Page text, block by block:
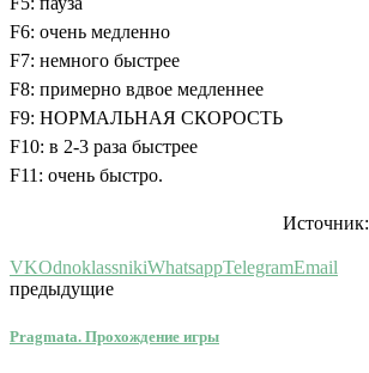
F6: очень медленно
F7: немного быстрее
F8: примерно вдвое медленнее
F9: НОРМАЛЬНАЯ СКОРОСТЬ
F10: в 2-3 раза быстрее
F11: очень быстро.
Источник:
VKOdnoklassnikiWhatsappTelegramEmail
предыдущие
Pragmata. Прохождение игры